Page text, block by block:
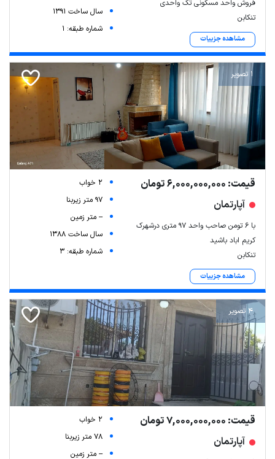
فروش واحد مسکونی تک واحدی
تنکابن
مشاهده جزییات
سال ساخت 1391
شماره طبقه: 1
1 تصویر
قیمت: 6,000,000,000 تومان
آپارتمان
با ۶ تومن صاحب واحد ۹۷ متری درشهرک
کریم اباد باشید
تنکابن
مشاهده جزییات
2 خواب
97 متر زیربنا
-- متر زمین
سال ساخت 1388
شماره طبقه: 3
4 تصویر
قیمت: 7,000,000,000 تومان
آپارتمان
2 خواب
78 متر زیربنا
-- متر زمین